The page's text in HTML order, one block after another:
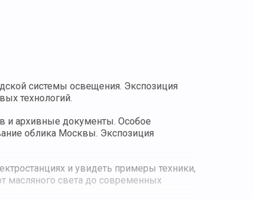
системы освещения. Экспозиция
технологий.
и архивные документы. Особое
облика Москвы. Экспозиция
и увидеть примеры техники,
масляного света до современных